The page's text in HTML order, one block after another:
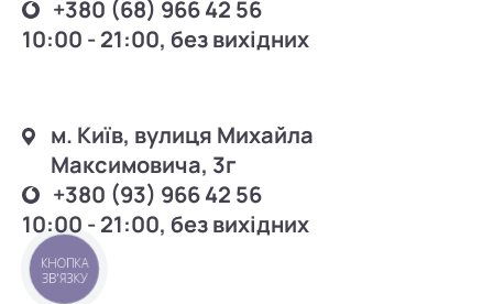
+380 (68) 966 42 56
10:00 - 21:00, без вихідних
м. Київ, вулиця Михайла
Максимовича, 3г
+380 (93) 966 42 56
10:00 - 21:00, без вихідних
КНОПКА
ЗВ'ЯЗКУ